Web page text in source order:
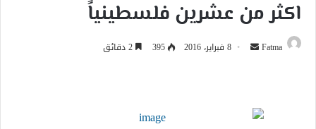
اكثر من عشرين فلسطينياً
Fatma
أرسل 8 فبراير، 2016 395